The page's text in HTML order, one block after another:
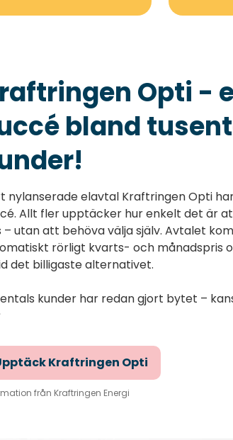
Opti -
bland
nylanserade elavtal Kraftringen Opti
Allt fler upptäcker hur enkelt det är
– utan att behöva välja själv. Avtalet
rörligt kvarts- och månadspris
det billigaste alternativet.
kunder har redan gjort bytet –
Kraftringen Opti
från Kraftringen Energi